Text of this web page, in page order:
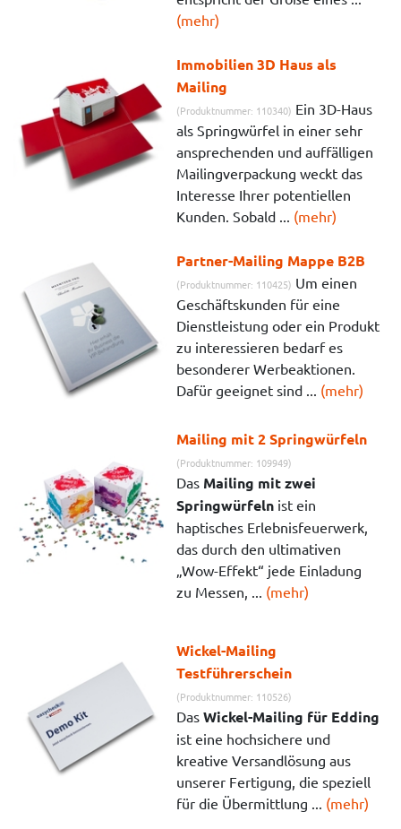
(mehr)
Immobilien 3D Haus als
Mailing
(Produktnummer: 110340) Ein 3D-Haus
als Springwürfel in einer sehr
ansprechenden und auffälligen
Mailingverpackung weckt das
Interesse Ihrer potentiellen
Kunden. Sobald ... (mehr)
Partner-Mailing Mappe B2B
(Produktnummer: 110425) Um einen
Geschäftskunden für eine
Dienstleistung oder ein Produkt
zu interessieren bedarf es
besonderer Werbeaktionen.
Dafür geeignet sind ... (mehr)
Mailing mit 2 Springwürfeln
(Produktnummer: 109949)
Das Mailing mit zwei
Springwürfeln ist ein
haptisches Erlebnisfeuerwerk,
das durch den ultimativen
„Wow-Effekt“ jede Einladung
zu Messen, ... (mehr)
Wickel-Mailing
Testführerschein
(Produktnummer: 110526)
DasWickel-Mailing für Edding
ist eine hochsichere und
kreative Versandlösung aus
unserer Fertigung, die speziell
für die Übermittlung ... (mehr)